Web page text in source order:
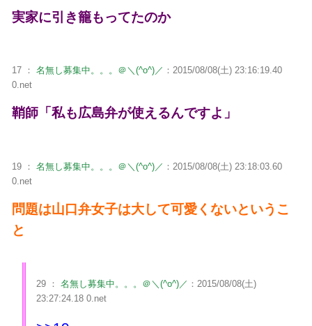
実家に引き籠もってたのか
17 ： 名無し募集中。。。＠＼(^o^)／ ：2015/08/08(土) 23:16:19.40
0.net
鞘師「私も広島弁が使えるんですよ」
19 ： 名無し募集中。。。＠＼(^o^)／ ：2015/08/08(土) 23:18:03.60
0.net
問題は山口弁女子は大して可愛くないというこ
と
29 ： 名無し募集中。。。＠＼(^o^)／ ：2015/08/08(土)
23:27:24.18 0.net